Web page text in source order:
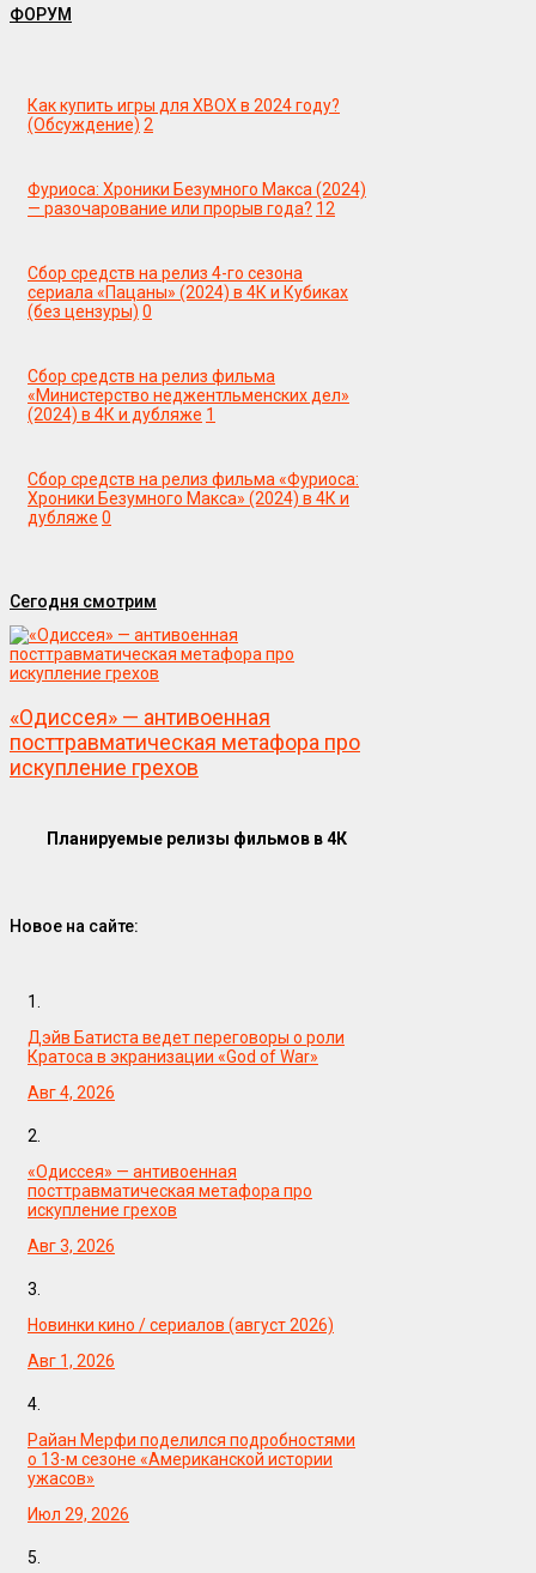
ФОРУМ
Как купить игры для XBOX в 2024 году?
(Обсуждение) 2
Фуриоса: Хроники Безумного Макса (2024)
— разочарование или прорыв года? 12
Сбор средств на релиз 4-го сезона
сериала «Пацаны» (2024) в 4К и Кубиках
(без цензуры) 0
Сбор средств на релиз фильма
«Министерство неджентльменских дел»
(2024) в 4К и дубляже 1
Сбор средств на релиз фильма «Фуриоса:
Хроники Безумного Макса» (2024) в 4К и
дубляже 0
Сегодня смотрим
«Одиссея» — антивоенная
посттравматическая метафора про
искупление грехов
Планируемые релизы фильмов в 4К
Новое на сайте:
1.
Дэйв Батиста ведет переговоры о роли
Кратоса в экранизации «God of War»
Авг 4, 2026
2.
«Одиссея» — антивоенная
посттравматическая метафора про
искупление грехов
Авг 3, 2026
3.
Новинки кино / сериалов (август 2026)
Авг 1, 2026
4.
Райан Мерфи поделился подробностями
о 13-м сезоне «Американской истории
ужасов»
Июл 29, 2026
5.